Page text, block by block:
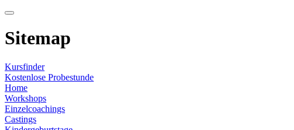
Sitemap
Kursfinder
Kostenlose Probestunde
Home
Workshops
Einzelcoachings
Castings